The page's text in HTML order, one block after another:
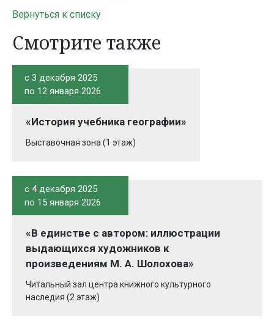
Вернуться к списку
Смотрите также
c 3 декабря 2025
по 12 января 2026
«История учебника географии»
Выставочная зона (1 этаж)
c 4 декабря 2025
по 15 января 2026
«В единстве с автором: иллюстрации
выдающихся художников к
произведениям М. А. Шолохова»
Читальный зал центра книжного культурного
наследия (2 этаж)